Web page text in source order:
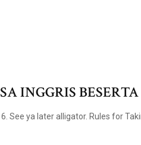
INGGRIS
See ya later alligator. Rules for